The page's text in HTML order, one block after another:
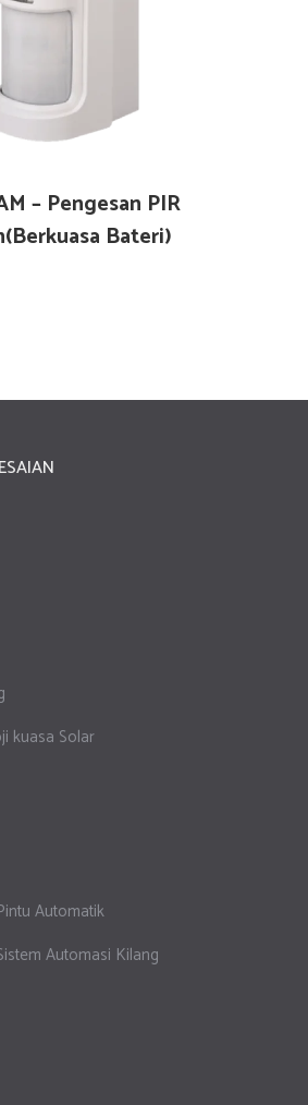
– Pengesan PIR
Bateri)
kuasa Solar
Automatik
Automasi Kilang